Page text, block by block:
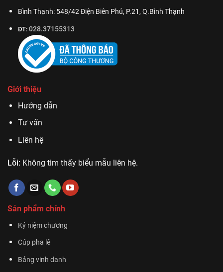
Bình Thạnh: 548/42 Điện Biên Phủ, P.21, Q.Bình Thạnh
ĐT: 028.37155313
Giới thiệu
Hướng dẫn
Tư vấn
Liên hệ
Lỗi: Không tìm thấy biểu mẫu liên hệ.
Sản phẩm chính
Kỷ niệm chương
Cúp pha lê
Bảng vinh danh